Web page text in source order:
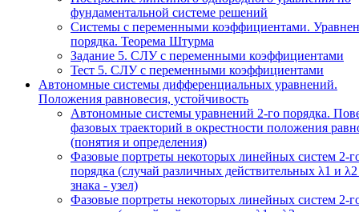
фундаментальной системе решений
Системы с переменными коэффициентами.
порядка. Теорема Штурма
Задание 5. СЛУ с переменными коэффициентами
Тест 5. СЛУ с переменными коэффициентами
Автономные системы дифференциальных уравнений.
Положения равновесия, устойчивость
Автономные системы уравнений 2-го порядка.
фазовых траекторий в окрестности положения
(понятия и определения)
Фазовые портреты некоторых линейных систем 2-
порядка (случай различных действительных λ1 и
знака - узел)
Фазовые портреты некоторых линейных систем 2-